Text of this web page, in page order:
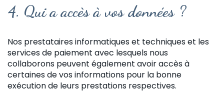
4. Qui a accès à vos données ?
Nos prestataires informatiques et techniques et les
services de paiement avec lesquels nous
collaborons peuvent également avoir accès à
certaines de vos informations pour la bonne
exécution de leurs prestations respectives.